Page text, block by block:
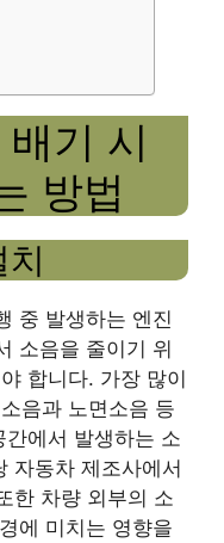
기 시
방법
중 발생하는 엔진
소음을 줄이기 위
합니다. 가장 많이
음과 노면소음 등
에서 발생하는 소
자동차 제조사에서
한 차량 외부의 소
에 미치는 영향을